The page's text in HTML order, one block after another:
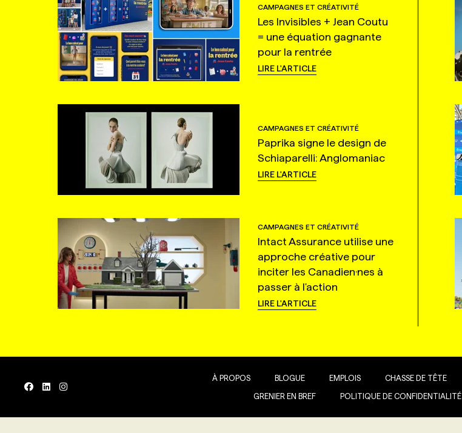
CAMPAGNES ET CRÉATIVITÉ
Les Invisibles + Jean Coutu
= une équation gagnante
pour la rentrée
LIRE L'ARTICLE
CAMPAGNES ET CRÉATIVITÉ
Paprika signe le design de
Schiaparelli: Anglomaniac
LIRE L'ARTICLE
CAMPAGNES ET CRÉATIVITÉ
Intact Assurance utilise une
approche créative pour
inciter les Canadien·nes à
passer à l'action
LIRE L'ARTICLE
À PROPOS BLOGUE EMPLOIS CHASSE DE TÊTE
GRENIER EN BREF POLITIQUE DE CONFIDENTIALITÉ